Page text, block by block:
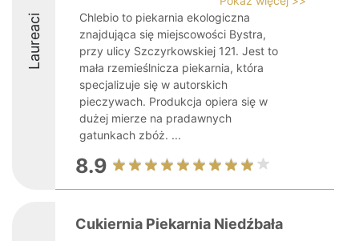
Laureaci
Chlebio to piekarnia ekologiczna
znajdująca się miejscowości Bystra,
przy ulicy Szczyrkowskiej 121. Jest to
mała rzemieślnicza piekarnia, która
specjalizuje się w autorskich
pieczywach. Produkcja opiera się w
dużej mierze na pradawnych
gatunkach zbóż. ...
8.9
Cukiernia Piekarnia Niedźbała